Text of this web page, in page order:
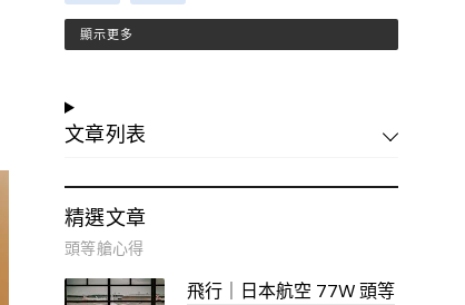
顯示更多
文章列表
精選文章
頭等艙心得
飛行｜日本航空 77W 頭等